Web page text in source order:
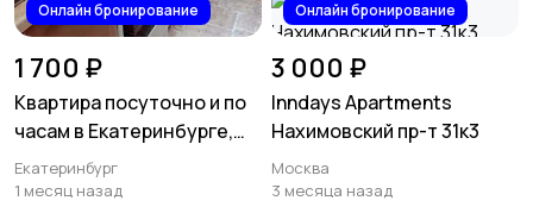
Онлайн бронирование
1 700 ₽
Квартира посуточно и по
часам в Екатеринбурге,
Сиреневый бульвар, 3
Екатеринбург
1 месяц назад
Онлайн бронирование
3 000 ₽
Inndays Apartments
Нахимовский пр-т 31к3
Москва
3 месяца назад